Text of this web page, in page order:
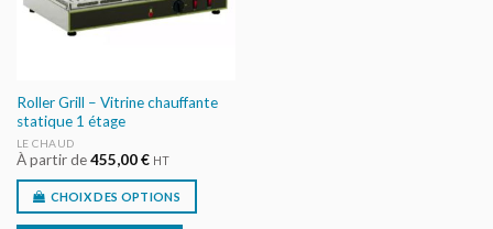
Roller Grill – Vitrine chauffante
statique 1 étage
LE CHAUD
À partir de455,00€ HT
CHOIX DES OPTIONS